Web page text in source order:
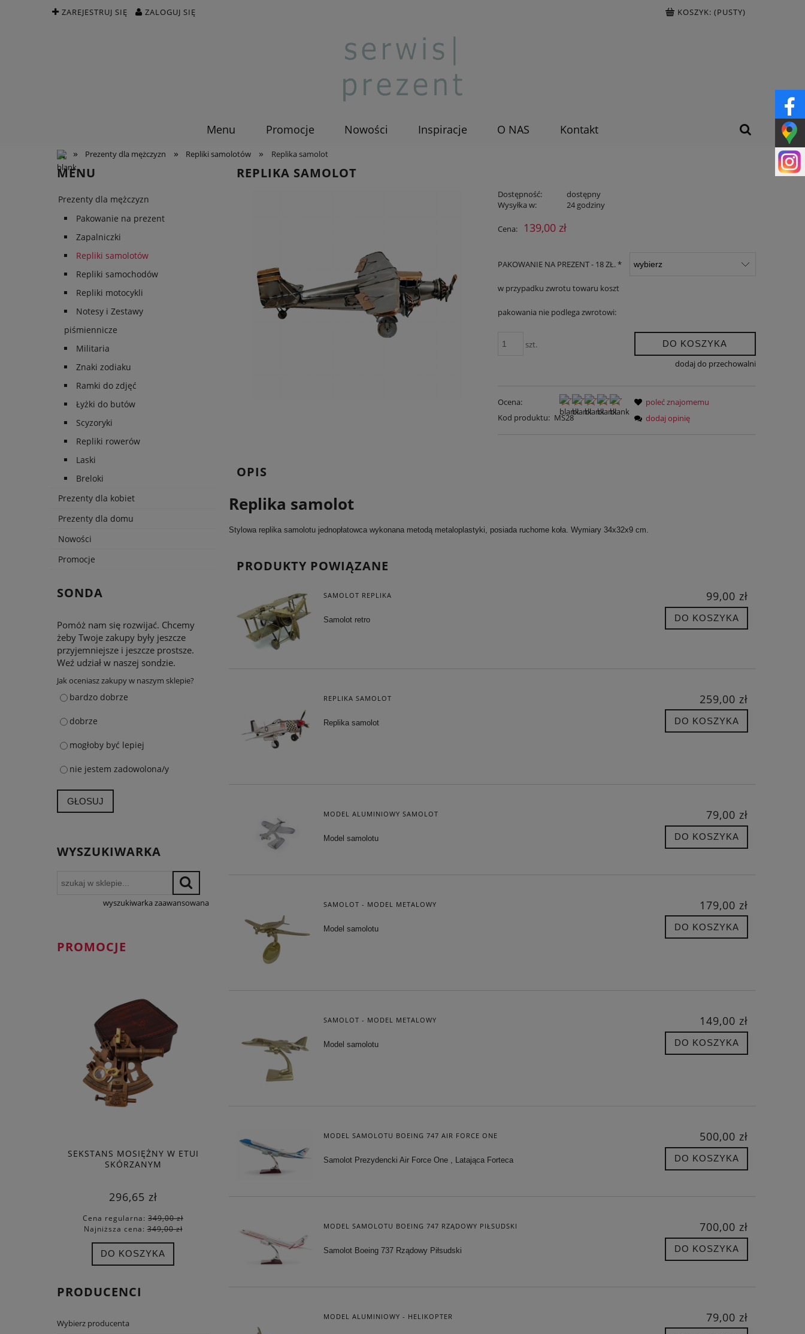
ZAREJESTRUJ SIĘ ZALOGUJ SIĘ KOSZYK: (PUSTY)
Menu Promocje Nowości Inspiracje O NAS Kontakt
» Prezenty dla mężczyzn » Repliki samolotów » Replika samolot
MENU
Prezenty dla mężczyzn
Pakowanie na prezent
Zapalniczki
Repliki samolotów
Repliki samochodów
Repliki motocykli
Notesy i Zestawy
piśmiennicze
Militaria
Znaki zodiaku
Ramki do zdjęć
Łyżki do butów
Scyzoryki
Repliki rowerów
Laski
Breloki
Prezenty dla kobiet
Prezenty dla domu
Nowości
Promocje
SONDA
Pomóż nam się rozwijać. Chcemy
żeby Twoje zakupy były jeszcze
przyjemniejsze i jeszcze prostsze.
Weź udział w naszej sondzie.
Jak oceniasz zakupy w naszym sklepie?
bardzo dobrze
dobrze
mogłoby być lepiej
nie jestem zadowolona/y
GŁOSUJ
WYSZUKIWARKA
wyszukiwarka zaawansowana
PROMOCJE
SEKSTANS MOSIĘŻNY W ETUI
SKÓRZANYM
296,65 zł
Cena regularna: 349,00 zł
Najniższa cena:349,00 zł
DO KOSZYKA
ZEGAREK MECHANICZNY
KIESZONKOWY
101,15 zł
DO KOSZYKA
PODSTAWIE
Najniższa cena:361,25 zł
DO KOSZYKA
PIŁKA SKÓRZANA RETRO
FORTUNA -
PRODUCENCI
Wybierz producenta
REPLIKA SAMOLOT
Dostępność:
dostępny
Wysyłka w:
24 godziny
Cena: 139,00 zł
PAKOWANIE NA PREZENT - 18 ZŁ. *
w przypadku zwrotu towaru koszt
pakowania nie podlega zwrotowi:
szt. DO KOSZYKA
dodaj do przechowalni
Ocena:
Kod produktu: MS28
poleć znajomemu
dodaj opinię
OPIS
Replika samolot
Stylowa replika samolotu jednopłatowca wykonana metodą metaloplastyki, posiada ruchome koła. Wymiary 34x32x9 cm.
PRODUKTY POWIĄZANE
SAMOLOT REPLIKA
Samolot retro
99,00 zł
DO KOSZYKA
REPLIKA SAMOLOT
Replika samolot
259,00 zł
DO KOSZYKA
MODEL ALUMINIOWY SAMOLOT
Model samolotu
79,00 zł
DO KOSZYKA
SAMOLOT - MODEL METALOWY
Model samolotu
179,00 zł
DO KOSZYKA
SAMOLOT - MODEL METALOWY
Model samolotu
149,00 zł
DO KOSZYKA
MODEL SAMOLOTU BOEING 747 AIR FORCE ONE
Samolot Prezydencki Air Force One , Latająca Forteca
500,00 zł
DO KOSZYKA
MODEL SAMOLOTU BOEING 747 RZĄDOWY PIŁSUDSKI
Samolot Boeing 737 Rządowy Piłsudski
700,00 zł
DO KOSZYKA
MODEL ALUMINIOWY - HELIKOPTER 79,00 zł